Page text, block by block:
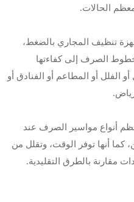
الحالات.
تنظيف المجاري بالضغط،
خطوط الصرف إلى كفاءتها
الفلل أو المطاعم أو الفنادق أو
أنواع مواسير الصرف عند
أنها توفر الوقت، وتقلل من
مقارنة بالطرق التقليدية.